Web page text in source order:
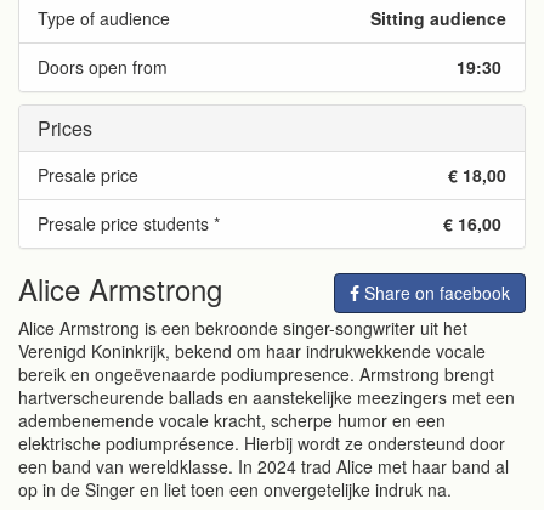
Sitting audience
Type of audience
19:30
Doors open from
Prices
€ 18,00
Presale price
€ 16,00
Presale price students *
Share on facebook
Alice Armstrong
Alice Armstrong is een bekroonde singer-songwriter uit het
Verenigd Koninkrijk, bekend om haar indrukwekkende vocale
bereik en ongeëvenaarde podiumpresence. Armstrong brengt
hartverscheurende ballads en aanstekelijke meezingers met een
adembenemende vocale kracht, scherpe humor en een
elektrische podiumprésence. Hierbij wordt ze ondersteund door
een band van wereldklasse. In 2024 trad Alice met haar band al
op in de Singer en liet toen een onvergetelijke indruk na.